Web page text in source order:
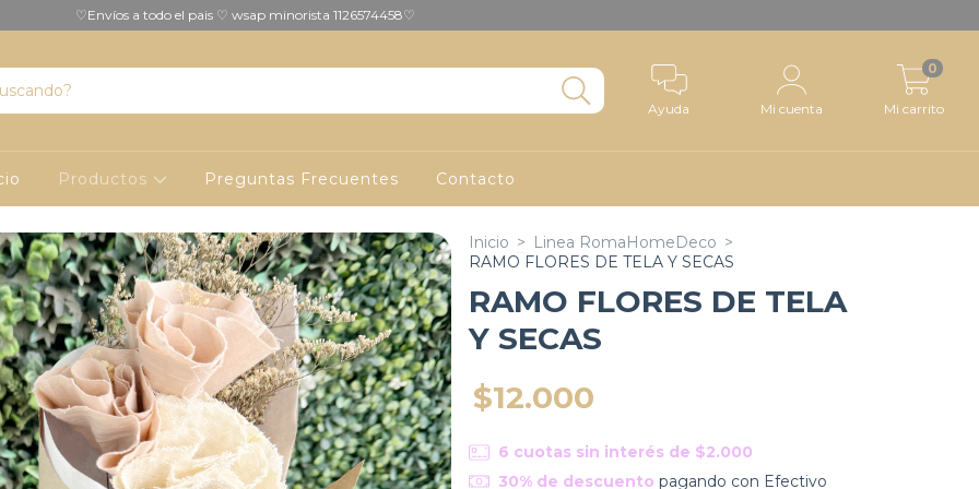
♡Envíos a todo el pais ♡ wsap minorista 1126574458♡
Ayuda Mi cuenta Mi carrito
0
Productos Preguntas Frecuentes Contacto
Inicio > Linea RomaHomeDeco >
RAMO FLORES DE TELA Y SECAS
RAMO FLORES DE TELA
Y SECAS
$12.000
6 cuotas sin interés de $2.000
30% de descuento pagando con Efectivo